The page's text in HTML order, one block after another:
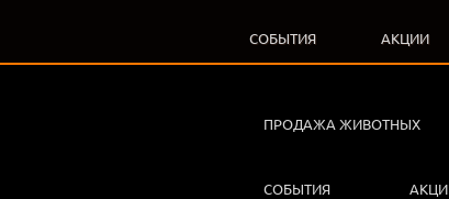
СОБЫТИЯ АКЦИИ
ПРОДАЖА ЖИВОТНЫХ
СОБЫТИЯ